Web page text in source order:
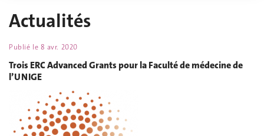
Actualités
Publié le 8 avr. 2020
Trois ERC Advanced Grants pour la Faculté de médecine de
l’UNIGE